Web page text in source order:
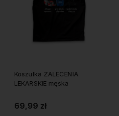
Koszulka ZALECENIA
LEKARSKIE męska
69,99 zł